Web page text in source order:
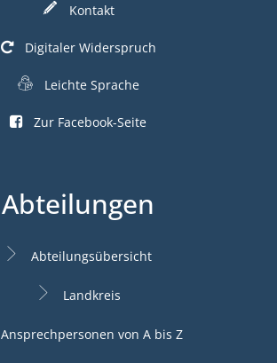
Kontakt
Digitaler Widerspruch
Leichte Sprache
Zur Facebook-Seite
Abteilungen
Abteilungsübersicht
Landkreis
Ansprechpersonen von A bis Z